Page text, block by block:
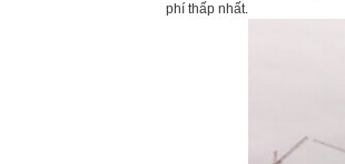
phí thấp nhất.